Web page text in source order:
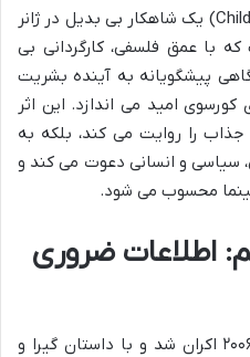
(Children of Men) یک شاهکار بی بدیل در ژانر
با عمق فلسفی، کارگردانی بی
پیشگویانه به آینده بشریت
امید می اندازد. این اثر
جذاب را روایت می کند، بلکه به
سیاسی و انسانی دعوت می کند و
سینما محسوب می شود.
اطلاعات ضروری
در سال ۲۰۰۶ اکران شد و با داستان گیرا و